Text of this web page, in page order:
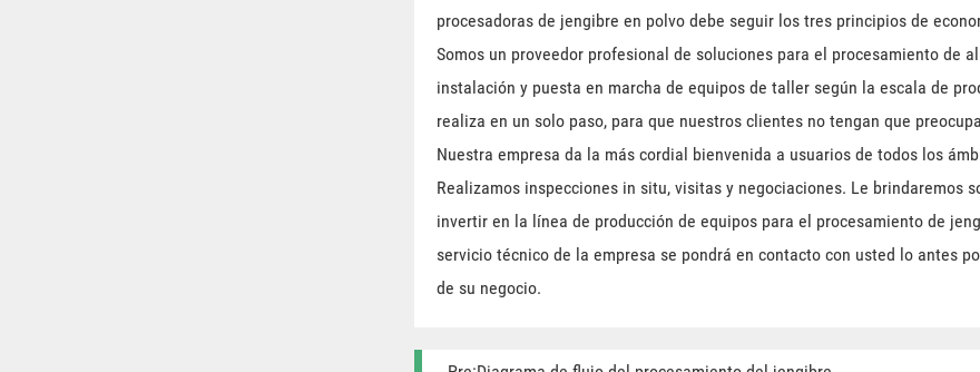
procesadoras de jengibre en polvo debe seguir los tres principios de
Somos un proveedor profesional de soluciones para el procesamiento de
instalación y puesta en marcha de equipos de taller según la escala de
realiza en un solo paso, para que nuestros clientes no tengan que
Nuestra empresa da la más cordial bienvenida a usuarios de todos los
Realizamos inspecciones in situ, visitas y negociaciones. Le brindaremos
invertir en la línea de producción de equipos para el procesamiento de
servicio técnico de la empresa se pondrá en contacto con usted lo antes
de su negocio.